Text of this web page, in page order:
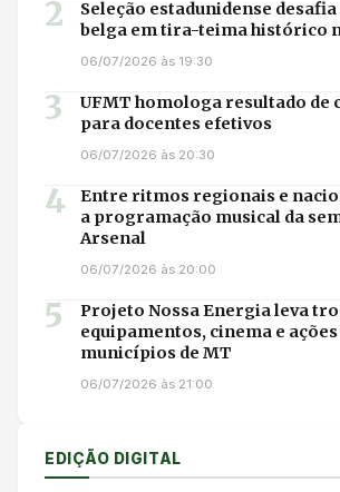
2
Seleção estadunidense
belga em tira-teima histórico
06/07/2026 às 19:30
3
UFMT homologa resultado de
para docentes efetivos
06/07/2026 às 20:30
4
Entre ritmos regionais e
a programação musical da
Arsenal
06/07/2026 às 20:00
5
Projeto Nossa Energia leva
equipamentos, cinema e
municípios de MT
06/07/2026 às 21:00
EDIÇÃO DIGITAL